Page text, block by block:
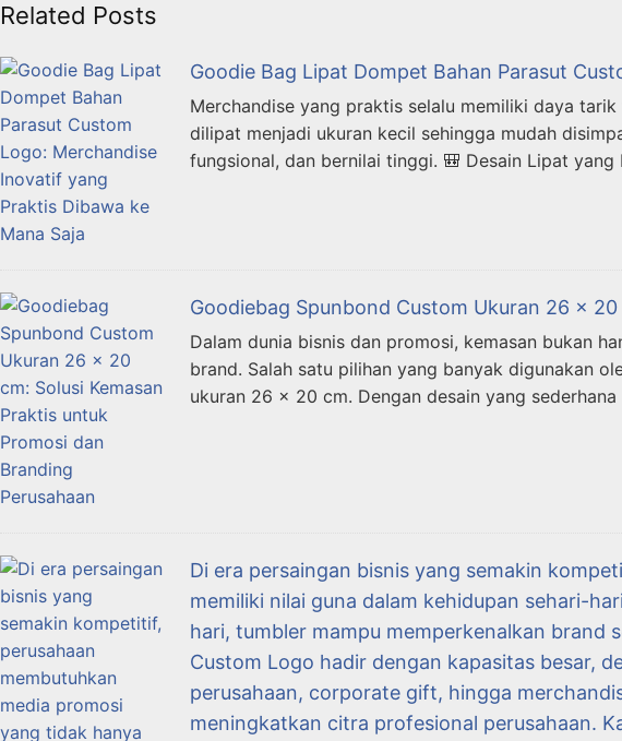
Related Posts
Goodie Bag Lipat Dompet Bahan Parasut
Merchandise yang praktis selalu memiliki daya
dilipat menjadi ukuran kecil sehingga mudah
fungsional, dan bernilai tinggi. 🎒 Desain Lipat
Goodiebag Spunbond Custom Ukuran 26 x
Dalam dunia bisnis dan promosi, kemasan bukan
brand. Salah satu pilihan yang banyak digunakan
ukuran 26 x 20 cm. Dengan desain yang
Di era persaingan bisnis yang semakin
memiliki nilai guna dalam kehidupan sehari-
hari, tumbler mampu memperkenalkan brand
Custom Logo hadir dengan kapasitas besar,
perusahaan, corporate gift, hingga
meningkatkan citra profesional perusahaan.